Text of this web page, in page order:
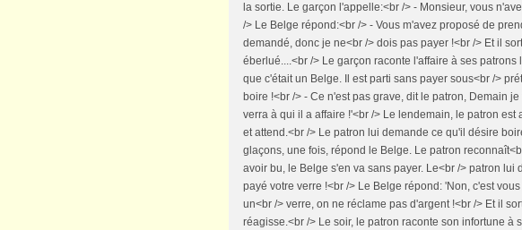
la sortie. Le garçon l'appelle:<br /> - Monsieur, vous
/> Le Belge répond:<br /> - Vous m'avez proposé de
demandé, donc je ne<br /> dois pas payer !<br /> Et il
éberlué....<br /> Le garçon raconte l'affaire à ses
que c'était un Belge. Il est parti sans payer sous<br />
boire !<br /> - Ce n'est pas grave, dit le patron, Demain
verra à qui il a affaire !'<br /> Le lendemain, le patron est
et attend.<br /> Le patron lui demande ce qu'il désire
glaçons, une fois, répond le Belge. Le patron
avoir bu, le Belge s'en va sans payer. Le<br /> patron lui
payé votre verre !<br /> Le Belge répond: 'Non, c'est
un<br /> verre, on ne réclame pas d'argent !<br /> Et il
réagisse.<br /> Le soir, le patron raconte son infortune à